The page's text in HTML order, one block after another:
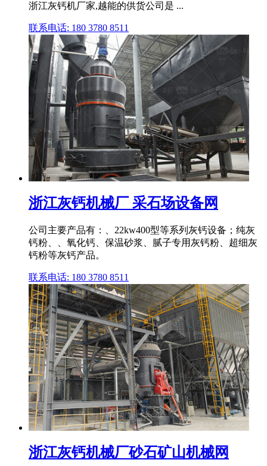
浙江灰钙机厂家,越能的供货公司是 ...
联系电话: 180 3780 8511
浙江灰钙机械厂 采石场设备网
公司主要产品有：、22kw400型等系列灰钙设备；纯灰
钙粉、、氧化钙、保温砂浆、腻子专用灰钙粉、超细灰
钙粉等灰钙产品。
联系电话: 180 3780 8511
浙江灰钙机械厂砂石矿山机械网